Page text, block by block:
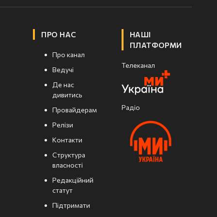
ПРО НАС
Про канал
Ведучі
Де нас
дивитись
Провайдерам
Релізи
Контакти
Структура
власності
Редакційний
статут
Підтримати
НАШІ
ПЛАТФОРМИ
Телеканал
Радіо